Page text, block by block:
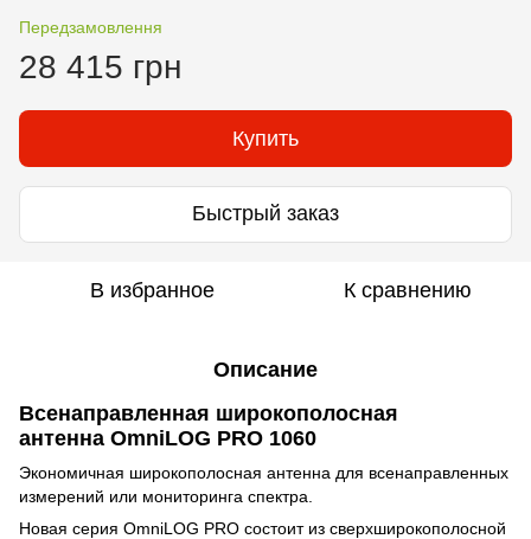
Передзамовлення
28 415 грн
Купить
Быстрый заказ
В избранное К сравнению
Описание
Всенаправленная широкополосная
антенна OmniLOG PRO 1060
Экономичная широкополосная антенна для всенаправленных
измерений или мониторинга спектра.
Новая серия OmniLOG PRO состоит из сверхширокополосной